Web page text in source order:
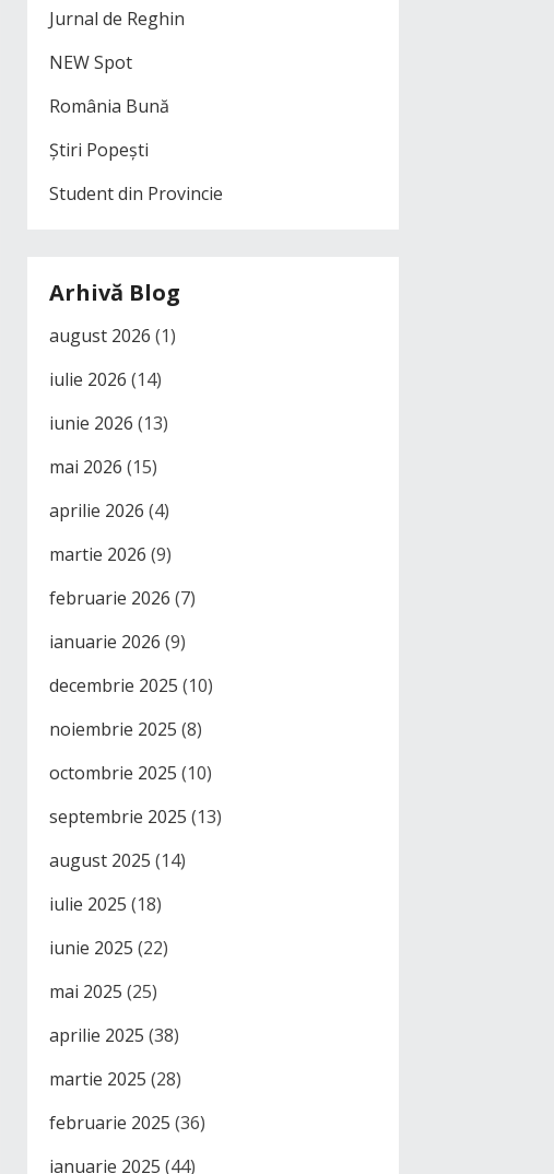
Jurnal de Reghin
NEW Spot
România Bună
Știri Popești
Student din Provincie
Arhivă Blog
august 2026 (1)
iulie 2026 (14)
iunie 2026 (13)
mai 2026 (15)
aprilie 2026 (4)
martie 2026 (9)
februarie 2026 (7)
ianuarie 2026 (9)
decembrie 2025 (10)
noiembrie 2025 (8)
octombrie 2025 (10)
septembrie 2025 (13)
august 2025 (14)
iulie 2025 (18)
iunie 2025 (22)
mai 2025 (25)
aprilie 2025 (38)
martie 2025 (28)
februarie 2025 (36)
ianuarie 2025 (44)